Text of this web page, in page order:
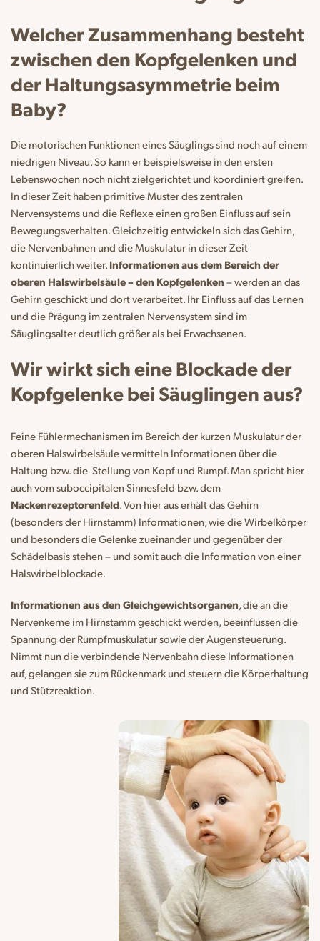
Welcher Zusammenhang besteht
zwischen den Kopfgelenken und
der Haltungsasymmetrie beim
Baby?
Die motorischen Funktionen eines Säuglings sind noch auf einem
niedrigen Niveau. So kann er beispielsweise in den ersten
Lebenswochen noch nicht zielgerichtet und koordiniert greifen.
In dieser Zeit haben primitive Muster des zentralen
Nervensystems und die Reflexe einen großen Einfluss auf sein
Bewegungsverhalten. Gleichzeitig entwickeln sich das Gehirn,
die Nervenbahnen und die Muskulatur in dieser Zeit
kontinuierlich weiter. Informationen aus dem Bereich der
oberen Halswirbelsäule – den Kopfgelenken – werden an das
Gehirn geschickt und dort verarbeitet. Ihr Einfluss auf das Lernen
und die Prägung im zentralen Nervensystem sind im
Säuglingsalter deutlich größer als bei Erwachsenen.
Wir wirkt sich eine Blockade der
Kopfgelenke bei Säuglingen aus?
Feine Fühlermechanismen im Bereich der kurzen Muskulatur der
oberen Halswirbelsäule vermitteln Informationen über die
Haltung bzw. die Stellung von Kopf und Rumpf. Man spricht hier
auch vom suboccipitalen Sinnesfeld bzw. dem
Nackenrezeptorenfeld. Von hier aus erhält das Gehirn
(besonders der Hirnstamm) Informationen, wie die Wirbelkörper
und besonders die Gelenke zueinander und gegenüber der
Schädelbasis stehen – und somit auch die Information von einer
Halswirbelblockade.
Informationen aus den Gleichgewichtsorganen, die an die
Nervenkerne im Hirnstamm geschickt werden, beeinflussen die
Spannung der Rumpfmuskulatur sowie der Augensteuerung.
Nimmt nun die verbindende Nervenbahn diese Informationen
auf, gelangen sie zum Rückenmark und steuern die Körperhaltung
und Stützreaktion.